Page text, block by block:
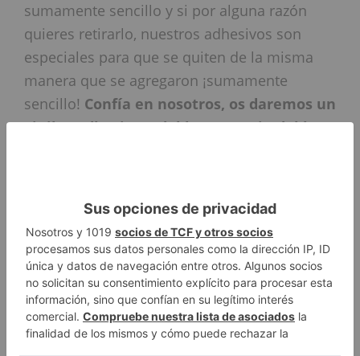
sumamente sencillo y si por alguna razón
quieres retirarlo, nuestros adhesivos son
especiales para que se quiten de la misma
manera que se agregaron ¡sumamente
sencillo! Confía en nosotros, os daremos un
vinilos adhesivo a doble cara o sin doble
Tipos de Vinilos Adhesivos
Como pueden ver, el vinilo es un material
sumamente versátil, con el cuál se pueden
hacer renovaciones maravillosas sin gastar